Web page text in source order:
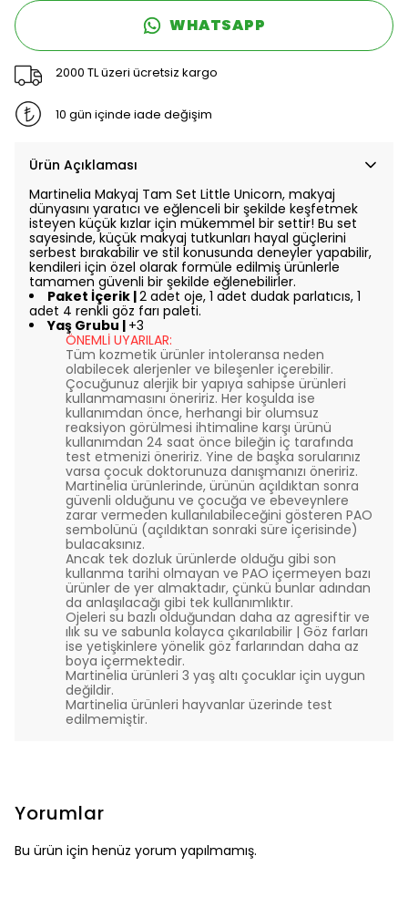
WHATSAPP
2000 TL üzeri ücretsiz kargo
10 gün içinde iade değişim
Ürün Açıklaması
Martinelia Makyaj Tam Set Little Unicorn, makyaj
dünyasını yaratıcı ve eğlenceli bir şekilde keşfetmek
isteyen küçük kızlar için mükemmel bir settir! Bu set
sayesinde, küçük makyaj tutkunları hayal güçlerini
serbest bırakabilir ve stil konusunda deneyler yapabilir,
kendileri için özel olarak formüle edilmiş ürünlerle
tamamen güvenli bir şekilde eğlenebilirler.
Paket İçerik |2 adet oje, 1 adet dudak parlatıcıs, 1
adet 4 renkli göz farı paleti.
Yaş Grubu | +3
ÖNEMLİ UYARILAR:
Tüm kozmetik ürünler intoleransa neden
olabilecek alerjenler ve bileşenler içerebilir.
Çocuğunuz alerjik bir yapıya sahipse ürünleri
kullanmamasını öneririz. Her koşulda ise
kullanımdan önce, herhangi bir olumsuz
reaksiyon görülmesi ihtimaline karşı ürünü
kullanımdan 24 saat önce bileğin iç tarafında
test etmenizi öneririz. Yine de başka sorularınız
varsa çocuk doktorunuza danışmanızı öneririz.
Martinelia ürünlerinde, ürünün açıldıktan sonra
güvenli olduğunu ve çocuğa ve ebeveynlere
zarar vermeden kullanılabileceğini gösteren PAO
sembolünü (açıldıktan sonraki süre içerisinde)
bulacaksınız.
Ancak tek dozluk ürünlerde olduğu gibi son
kullanma tarihi olmayan ve PAO içermeyen bazı
ürünler de yer almaktadır, çünkü bunlar adından
da anlaşılacağı gibi tek kullanımlıktır.
Ojeleri su bazlı olduğundan daha az agresiftir ve
ılık su ve sabunla kolayca çıkarılabilir | Göz farları
ise yetişkinlere yönelik göz farlarından daha az
boya içermektedir.
Martinelia ürünleri 3 yaş altı çocuklar için uygun
değildir.
Martinelia ürünleri hayvanlar üzerinde test
edilmemiştir.
Yorumlar
Bu ürün için henüz yorum yapılmamış.